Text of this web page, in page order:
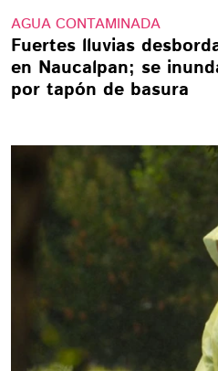
AGUA CONTAMINADA
Fuertes lluvias
en Naucalpan; se
por tapón de basura